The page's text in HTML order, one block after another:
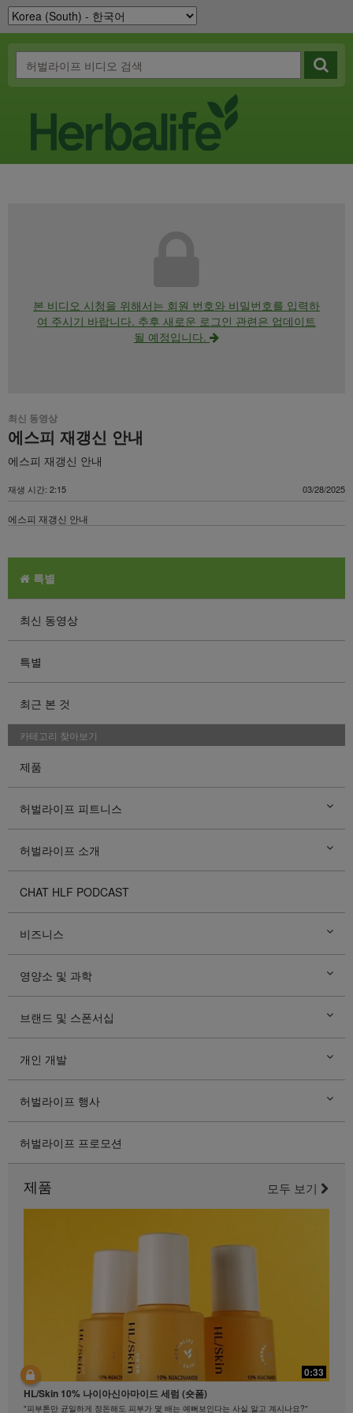
본 비디오 시청을 위해서는 회원 번호와 비밀번호를 입력하
여 주시기 바랍니다. 추후 새로운 로그인 관련은 업데이트
될 예정입니다.
최신 동영상
에스피 재갱신 안내
에스피 재갱신 안내
재생 시간: 2:15 03/28/2025
에스피 재갱신 안내
특별
최신 동영상
특별
최근 본 것
카테고리 찾아보기
제품
허벌라이프 피트니스
허벌라이프 소개
CHAT HLF PODCAST
비즈니스
영양소 및 과학
브랜드 및 스폰서십
개인 개발
허벌라이프 행사
허벌라이프 프로모션
제품 모두 보기
0:33
HL/Skin 10% 나이아신아마이드 세럼 (숏폼)
"피부톤만 균일하게 정돈해도 피부가 몇 배는 예뻐보인다는 사실 알고 계시나요?"